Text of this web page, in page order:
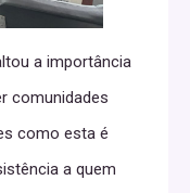
a importância
comunidades
como esta é
a quem